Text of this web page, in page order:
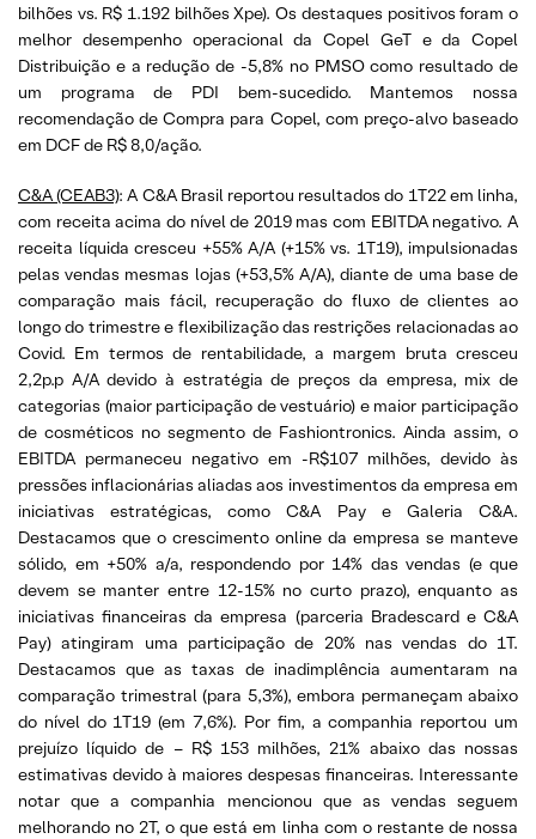
bilhões vs. R$ 1.192 bilhões Xpe). Os destaques positivos foram o
melhor desempenho operacional da Copel GeT e da Copel
Distribuição e a redução de -5,8% no PMSO como resultado de
um programa de PDI bem-sucedido. Mantemos nossa
recomendação de Compra para Copel, com preço-alvo baseado
em DCF de R$ 8,0/ação.
C&A (CEAB3): A C&A Brasil reportou resultados do 1T22 em linha,
com receita acima do nível de 2019 mas com EBITDA negativo. A
receita líquida cresceu +55% A/A (+15% vs. 1T19), impulsionadas
pelas vendas mesmas lojas (+53,5% A/A), diante de uma base de
comparação mais fácil, recuperação do fluxo de clientes ao
longo do trimestre e flexibilização das restrições relacionadas ao
Covid. Em termos de rentabilidade, a margem bruta cresceu
2,2p.p A/A devido à estratégia de preços da empresa, mix de
categorias (maior participação de vestuário) e maior participação
de cosméticos no segmento de Fashiontronics. Ainda assim, o
EBITDA permaneceu negativo em -R$107 milhões, devido às
pressões inflacionárias aliadas aos investimentos da empresa em
iniciativas estratégicas, como C&A Pay e Galeria C&A.
Destacamos que o crescimento online da empresa se manteve
sólido, em +50% a/a, respondendo por 14% das vendas (e que
devem se manter entre 12-15% no curto prazo), enquanto as
iniciativas financeiras da empresa (parceria Bradescard e C&A
Pay) atingiram uma participação de 20% nas vendas do 1T.
Destacamos que as taxas de inadimplência aumentaram na
comparação trimestral (para 5,3%), embora permaneçam abaixo
do nível do 1T19 (em 7,6%). Por fim, a companhia reportou um
prejuízo líquido de – R$ 153 milhões, 21% abaixo das nossas
estimativas devido à maiores despesas financeiras. Interessante
notar que a companhia mencionou que as vendas seguem
melhorando no 2T, o que está em linha com o restante de nossa